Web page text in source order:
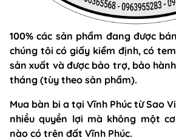
100% các sản phẩm đang được
chúng tôi có giấy kiểm định, có
sản xuất và được bảo trợ, bảo
tháng (tùy theo sản phẩm).
Mua bàn bi a tại Vĩnh Phúc từ Sao
nhiều quyền lợi mà không một
nào có trên đất Vĩnh Phúc.